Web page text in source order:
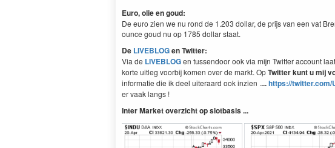
Euro, olie en goud:
De euro zien we nu rond de 1.203 dollar, de prijs van een vat
ounce goud nu op 1785 dollar staat.
De LIVEBLOGen Twitter:
Via de LIVEBLOGen tussendoor ook via mijn Twitter account
korte uitleg voorbij komen over de markt. OpTwitter kunt u mij
informatie die ik deel uiteraard ook inzien ....https://twitter.com/
er vaak langs !
Inter Market overzicht op slotbasis ...